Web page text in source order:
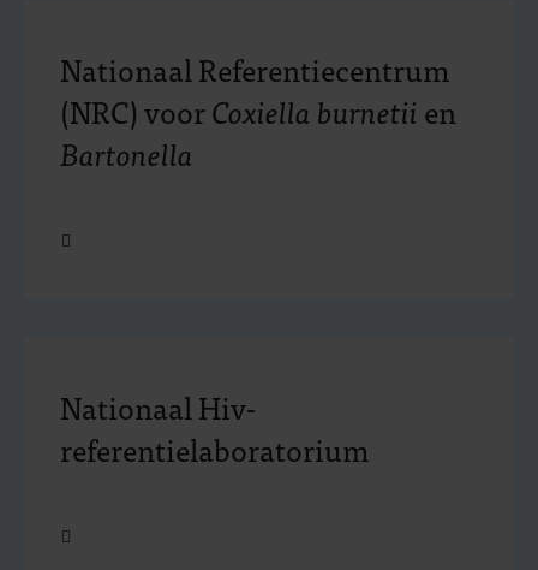
Nationaal Referentiecentrum
(NRC) voorCoxiella burnetii en
Bartonella
Open
Nationaal Hiv-
referentielaboratorium
Open